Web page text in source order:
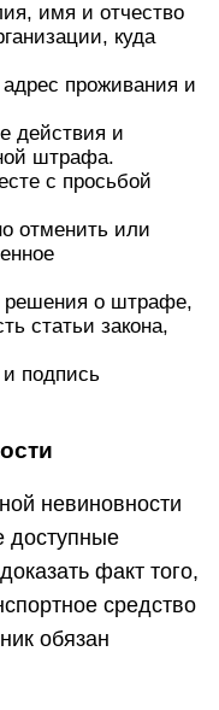
имя и отчество
куда
проживания и
действия и
штрафа.
с просьбой
отменить или
решения о штрафе,
статьи закона,
подпись
невиновности
доступные
факт того,
средство
обязан